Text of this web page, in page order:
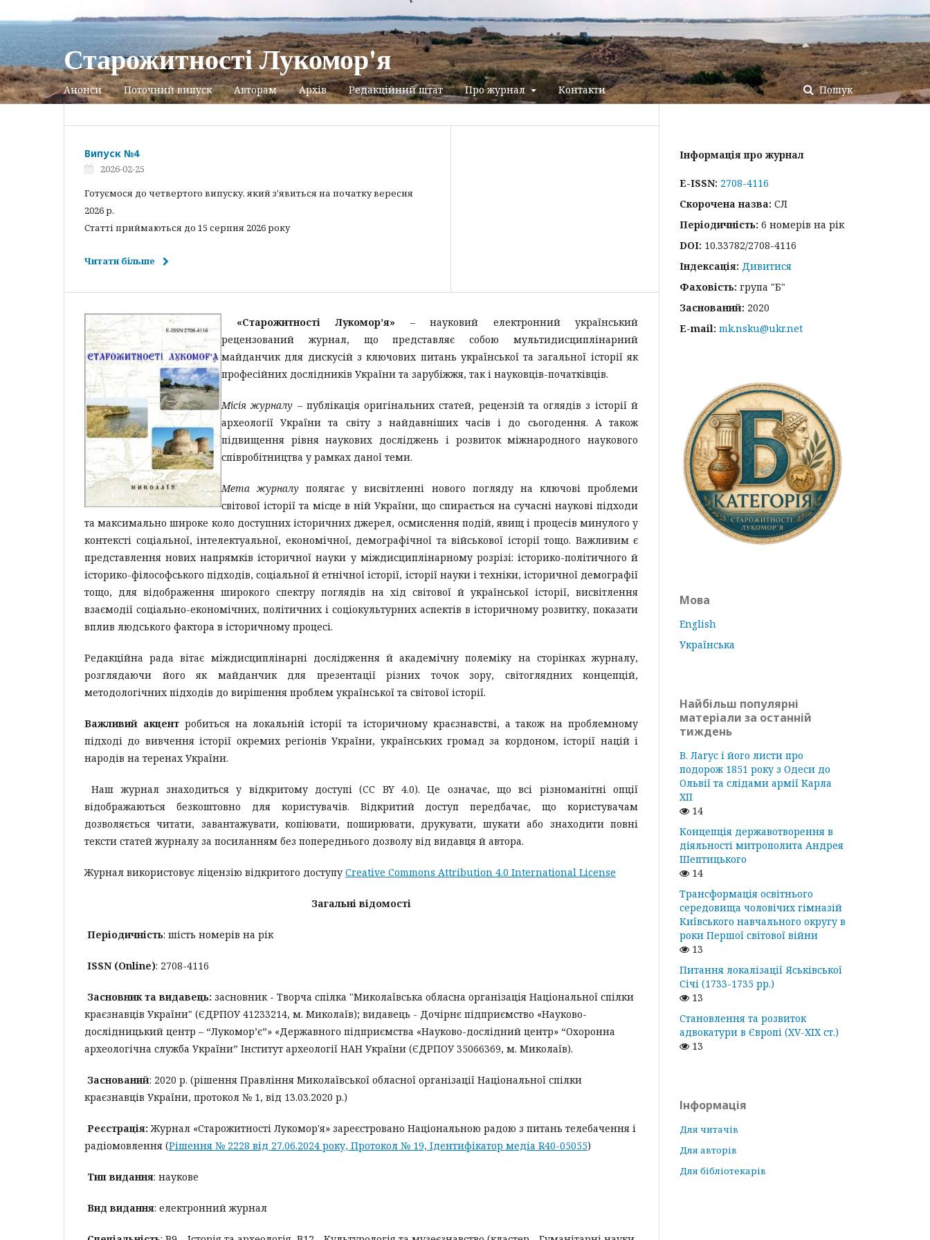
Старожитності Лукомор'я
Анонси Поточний випуск Авторам Архів Редакційний штат Про журнал Контакти Пошук
Випуск №4
2026-02-25
Готуємося до четвертого випуску, який з'явиться на початку вересня
2026 р.
Статті приймаються до 15 серпня 2026 року
Читати більше
«Старожитності Лукомор’я» – науковий електронний український
рецензований журнал, що представляє собою мультидисциплінарний
майданчик для дискусій з ключових питань української та загальної історії як
професійних дослідників України та зарубіжжя, так і науковців-початківців.
Місія журналу – публікація оригінальних статей, рецензій та оглядів з історії й
археології України та світу з найдавніших часів і до сьогодення. А також
підвищення рівня наукових досліджень і розвиток міжнародного наукового
співробітництва у рамках даної теми.
Мета журналу полягає у висвітленні нового погляду на ключові проблеми
світової історії та місце в ній України, що спирається на сучасні наукові підходи
та максимально широке коло доступних історичних джерел, осмислення подій, явищ і процесів минулого у
контексті соціальної, інтелектуальної, економічної, демографічної та військової історії тощо. Важливим є
представлення нових напрямків історичної науки у міждисциплінарному розрізі: історико-політичного й
історико-філософського підходів, соціальної й етнічної історії, історії науки і техніки, історичної демографії
тощо, для відображення широкого спектру поглядів на хід світової й української історії, висвітлення
взаємодії соціально-економічних, політичних і соціокультурних аспектів в історичному розвитку, показати
вплив людського фактора в історичному процесі.
Редакційна рада вітає міждисциплінарні дослідження й академічну полеміку на сторінках журналу,
розглядаючи його як майданчик для презентації різних точок зору, світоглядних концепцій,
методологічних підходів до вирішення проблем української та світової історії.
Важливий акцентробиться на локальній історії та історичному краєзнавстві, а також на проблемному
підході до вивчення історії окремих регіонів України, українських громад за кордоном, історії націй і
народів на теренах України.
Наш журнал знаходиться у відкритому доступі (CC BY 4.0). Це означає, що всі різноманітні опції
відображаються безкоштовно для користувачів. Відкритий доступ передбачає, що користувачам
дозволяється читати, завантажувати, копіювати, поширювати, друкувати, шукати або знаходити повні
тексти статей журналу за посиланням без попереднього дозволу від видавця й автора.
Журнал використовує ліцензію відкритого доступу Creative Commons Attribution 4.0 International License
Загальні відомості
Періодичність: шість номерів на рік
ISSN (Online): 2708-4116
Засновник та видавець: засновник - Творча спілка "Миколаївська обласна організація Національної спілки
краєзнавців України" (ЄДРПОУ 41233214, м. Миколаїв); видавець - Дочірнє підприємство «Науково-
дослідницький центр – “Лукомор’є”» «Державного підприємства «Науково-дослідний центр» “Охоронна
археологічна служба України” Інститут археології НАН України (ЄДРПОУ 35066369, м. Миколаїв).
Заснований: 2020 р. (рішення Правління Миколаївської обласної організації Національної спілки
краєзнавців України, протокол № 1, від 13.03.2020 р.)
Реєстрація:Журнал «Старожитності Лукомор'я» зареєстровано Національною радою з питань телебачення і
радіомовлення (Рішення № 2228 від 27.06.2024 року, Протокол № 19, Ідентифікатор медіа R40-05055)
Тип видання: наукове
Вид видання: електронний журнал
Інформація про журнал
E-ISSN: 2708-4116
Скорочена назва: СЛ
Періодичність: 6 номерів на рік
DOI: 10.33782/2708-4116
Індексація: Дивитися
Фаховість: група "Б"
Заснований: 2020
E-mail: mk.nsku@ukr.net
Мова
English
Українська
Найбільш популярні
матеріали за останній
тиждень
В. Лагус і його листи про
подорож 1851 року з Одеси до
Ольвії та слідами армії Карла
ХІІ
14
Концепція державотворення в
діяльності митрополита Андрея
Шептицького
14
Трансформація освітнього
середовища чоловічих гімназій
Київського навчального округу в
роки Першої світової війни
13
Питання локалізації Яськівської
Січі (1733-1735 рр.)
13
Становлення та розвиток
адвокатури в Європі (ХV-ХІХ ст.)
13
Інформація
Для читачів
Для авторів
Для бібліотекарів